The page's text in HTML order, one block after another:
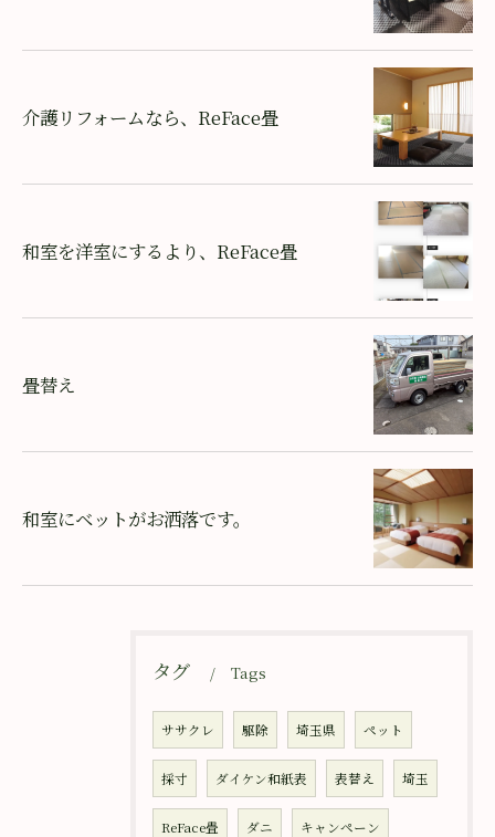
介護リフォームなら、ReFace畳
和室を洋室にするより、ReFace畳
畳替え
和室にベットがお洒落です。
タグ Tags
ササクレ 駆除 埼玉県 ペット
採寸 ダイケン和紙表 表替え 埼玉
ReFace畳 ダニ キャンペーン